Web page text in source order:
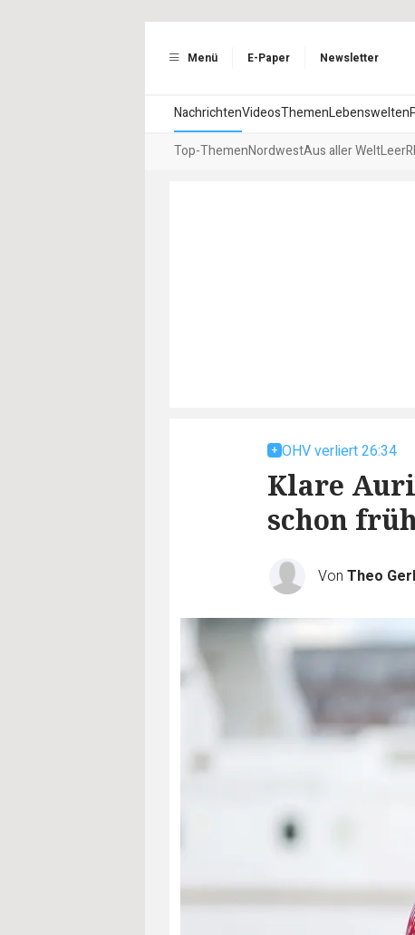
Menü E-Paper Newsletter
NachrichtenVideosThemenLebenswelten
Top-ThemenNordwestAus aller WeltLeer
OHV verliert 26:34
Klare
schon
Von Theo